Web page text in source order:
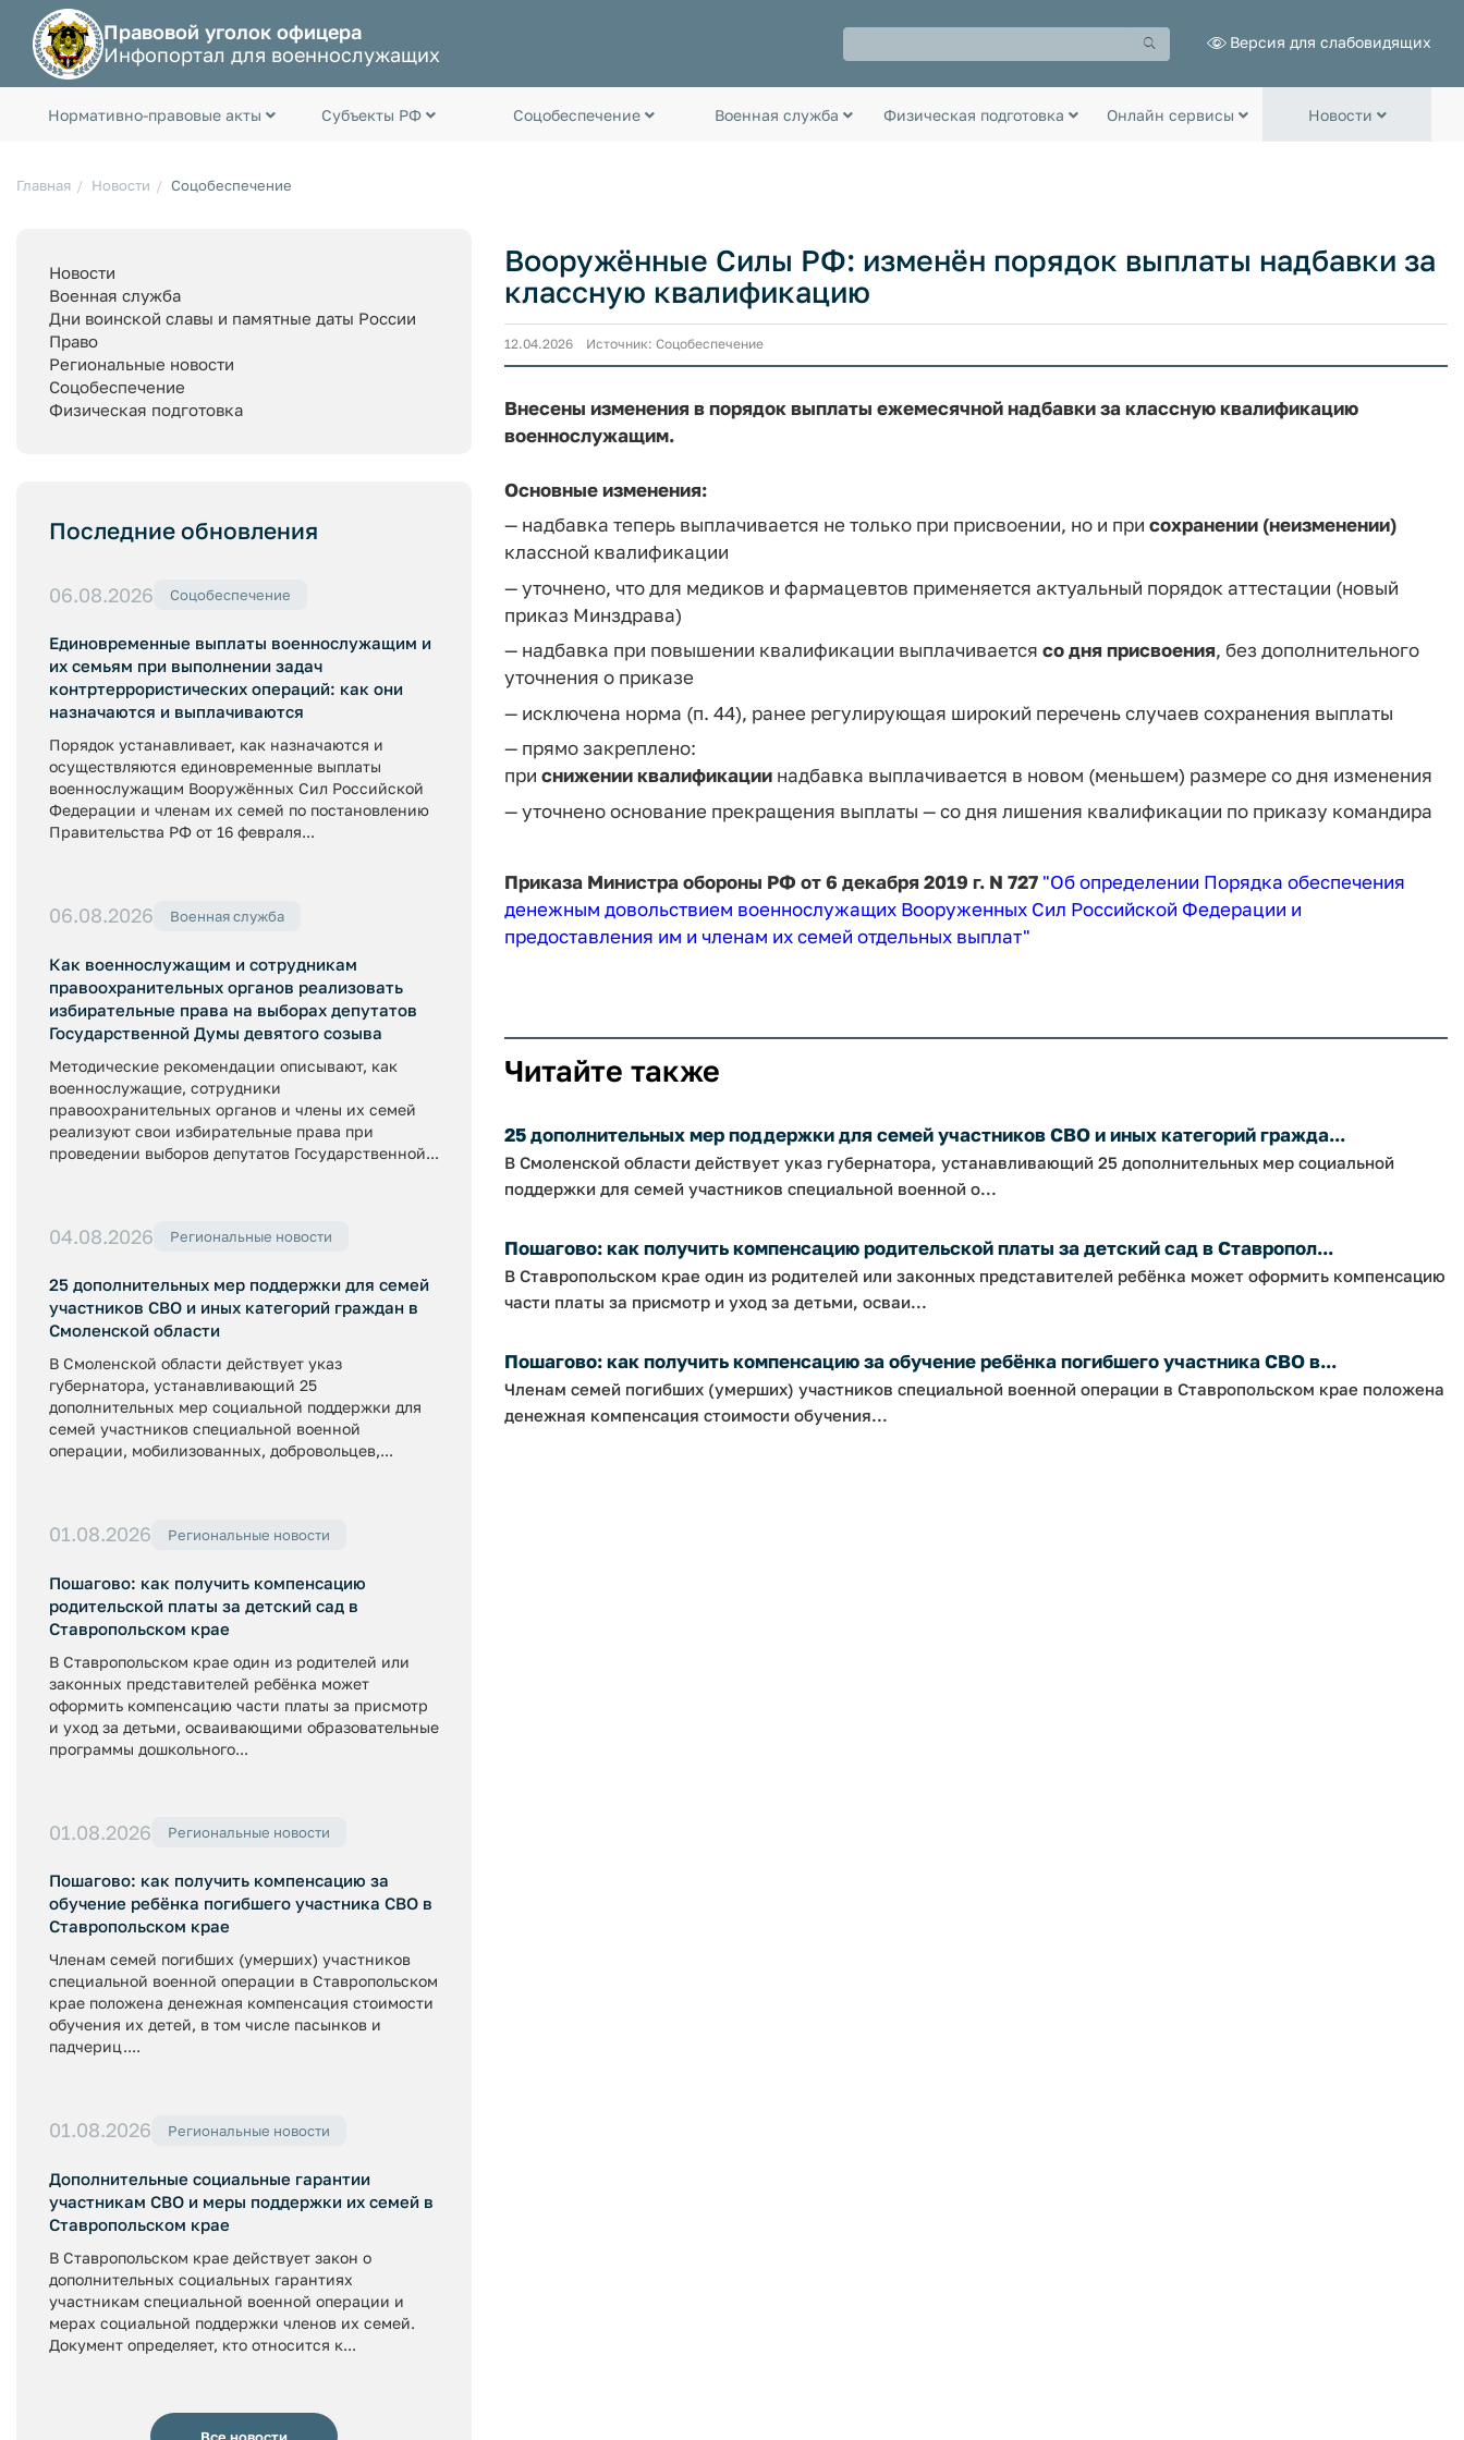
Правовой уголок офицера
Инфопортал для военнослужащих
Версия для слабовидящих
Нормативно-правовые акты Субъекты РФ Соцобеспечение Военная служба Физическая подготовка Онлайн сервисы Новости
Главная Новости Соцобеспечение
Новости
Военная служба
Дни воинской славы и памятные даты России
Право
Региональные новости
Соцобеспечение
Физическая подготовка
Последние обновления
06.08.2026 Соцобеспечение
Единовременные выплаты военнослужащим и
их семьям при выполнении задач
контртеррористических операций: как они
назначаются и выплачиваются
Порядок устанавливает, как назначаются и
осуществляются единовременные выплаты
военнослужащим Вооружённых Сил Российской
Федерации и членам их семей по постановлению
Правительства РФ от 16 февраля...
06.08.2026 Военная служба
Как военнослужащим и сотрудникам
правоохранительных органов реализовать
избирательные права на выборах депутатов
Государственной Думы девятого созыва
Методические рекомендации описывают, как
военнослужащие, сотрудники
правоохранительных органов и члены их семей
реализуют свои избирательные права при
проведении выборов депутатов Государственной...
04.08.2026 Региональные новости
25 дополнительных мер поддержки для семей
участников СВО и иных категорий граждан в
Смоленской области
В Смоленской области действует указ
губернатора, устанавливающий 25
дополнительных мер социальной поддержки для
семей участников специальной военной
операции, мобилизованных, добровольцев,...
01.08.2026 Региональные новости
Пошагово: как получить компенсацию
родительской платы за детский сад в
Ставропольском крае
В Ставропольском крае один из родителей или
законных представителей ребёнка может
оформить компенсацию части платы за присмотр
и уход за детьми, осваивающими образовательные
программы дошкольного...
01.08.2026 Региональные новости
Пошагово: как получить компенсацию за
обучение ребёнка погибшего участника СВО в
Ставропольском крае
Членам семей погибших (умерших) участников
специальной военной операции в Ставропольском
крае положена денежная компенсация стоимости
обучения их детей, в том числе пасынков и
падчериц....
01.08.2026 Региональные новости
Дополнительные социальные гарантии
участникам СВО и меры поддержки их семей в
Ставропольском крае
В Ставропольском крае действует закон о
дополнительных социальных гарантиях
участникам специальной военной операции и
мерах социальной поддержки членов их семей.
Документ определяет, кто относится к...
Вооружённые Силы РФ: изменён порядок выплаты надбавки за
классную квалификацию
12.04.2026 Источник: Соцобеспечение
Внесены изменения в порядок выплаты ежемесячной надбавки за классную квалификацию
военнослужащим.
Основные изменения:
— надбавка теперь выплачивается не только при присвоении, но и при сохранении (неизменении)
классной квалификации
— уточнено, что для медиков и фармацевтов применяется актуальный порядок аттестации (новый
приказ Минздрава)
— надбавка при повышении квалификации выплачивается со дня присвоения, без дополнительного
уточнения о приказе
— исключена норма (п. 44), ранее регулирующая широкий перечень случаев сохранения выплаты
— прямо закреплено:
при снижении квалификации надбавка выплачивается в новом (меньшем) размере со дня изменения
— уточнено основание прекращения выплаты — со дня лишения квалификации по приказу командира
Приказа Министра обороны РФ от 6 декабря 2019 г. N 727 "Об определении Порядка обеспечения
денежным довольствием военнослужащих Вооруженных Сил Российской Федерации и
предоставления им и членам их семей отдельных выплат"
Читайте также
25 дополнительных мер поддержки для семей участников СВО и иных категорий гражда...
В Смоленской области действует указ губернатора, устанавливающий 25 дополнительных мер социальной
поддержки для семей участников специальной военной о...
Пошагово: как получить компенсацию родительской платы за детский сад в Ставропол...
В Ставропольском крае один из родителей или законных представителей ребёнка может оформить компенсацию
части платы за присмотр и уход за детьми, осваи...
Пошагово: как получить компенсацию за обучение ребёнка погибшего участника СВО в...
Членам семей погибших (умерших) участников специальной военной операции в Ставропольском крае положена
денежная компенсация стоимости обучения...